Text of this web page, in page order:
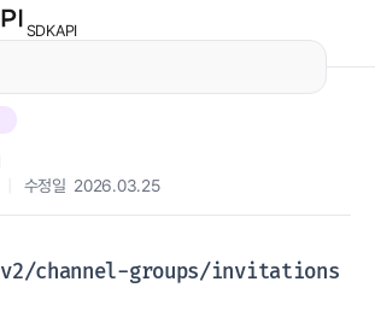
SDKAPI
수정일 2026.03.25
channel-groups/invitations